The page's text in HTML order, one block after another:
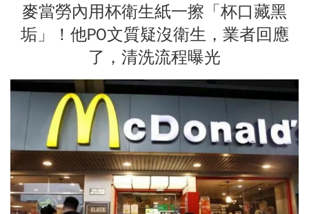
麥當勞內用杯衛生紙一擦「杯口藏黑
垢」！他PO文質疑沒衛生，業者回應
了，清洗流程曝光